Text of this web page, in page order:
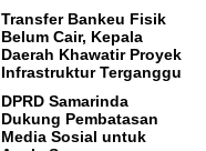
Transfer Bankeu Fisik
Belum Cair, Kepala
Daerah Khawatir Proyek
Infrastruktur Terganggu
DPRD Samarinda
Dukung Pembatasan
Media Sosial untuk